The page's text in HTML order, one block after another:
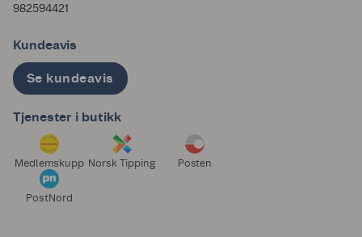
982594421
Kundeavis
Se kundeavis
Tjenester i butikk
Medlemskupp Norsk Tipping Posten
PostNord